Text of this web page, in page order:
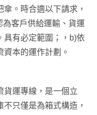
。時合適以下請求，
為客戶供給運輸、貨運
具有必定範圍；，b)依
本的運作計劃。
貨運專線，是一個立
只僅是為箱式構造，